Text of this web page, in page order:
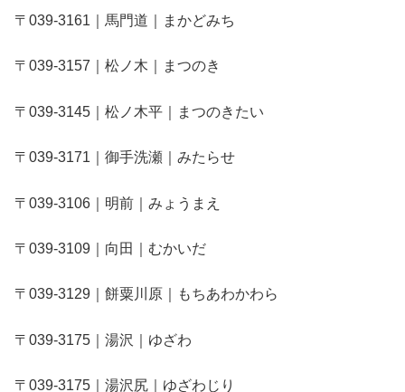
〒039-3161｜馬門道｜まかどみち
〒039-3157｜松ノ木｜まつのき
〒039-3145｜松ノ木平｜まつのきたい
〒039-3171｜御手洗瀬｜みたらせ
〒039-3106｜明前｜みょうまえ
〒039-3109｜向田｜むかいだ
〒039-3129｜餅粟川原｜もちあわかわら
〒039-3175｜湯沢｜ゆざわ
〒039-3175｜湯沢尻｜ゆざわじり